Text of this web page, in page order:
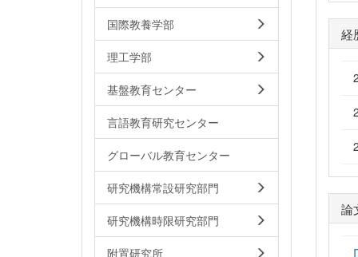
経
論
国際教養学部
理工学部
基盤教育センター
言語教育研究センター
グローバル教育センター
研究機構常設研究部門
研究機構時限研究部門
附置研究所